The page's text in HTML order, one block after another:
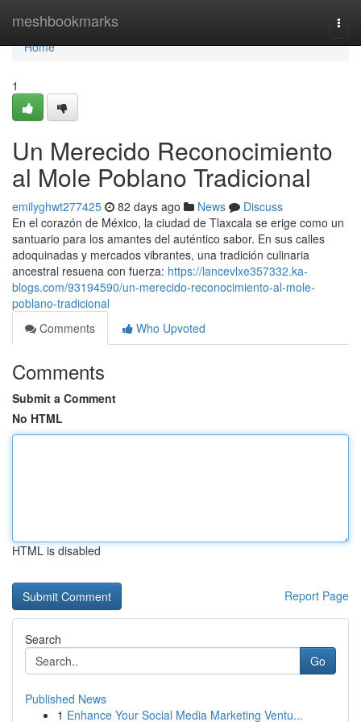
meshbookmarks
Home
Home
1
Un Merecido Reconocimiento
al Mole Poblano Tradicional
emilyghwt277425 82 days ago News
Discuss
En el corazón de México, la ciudad de Tlaxcala se erige como un
santuario para los amantes del auténtico sabor. En sus calles
adoquinadas y mercados vibrantes, una tradición culinaria
ancestral resuena con fuerza: https://lancevlxe357332.ka-
blogs.com/93194590/un-merecido-reconocimiento-al-mole-
poblano-tradicional
Comments
Who Upvoted
Comments
Submit a Comment
No HTML
HTML is disabled
Report Page
Search
Go
Published News
1 Enhance Your Social Media Marketing Ventu...